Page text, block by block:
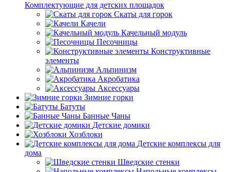
Комплектующие для детских площадок
Скаты для горок
Качели
Качельный модуль
Песочницы
Конструктивные
элементы
Альпинизм
Акробатика
Аксессуары
Зимние горки
Батуты
Банные Чаны
Детские домики
Хозблоки
Детские комплексы для
дома
Шведские стенки